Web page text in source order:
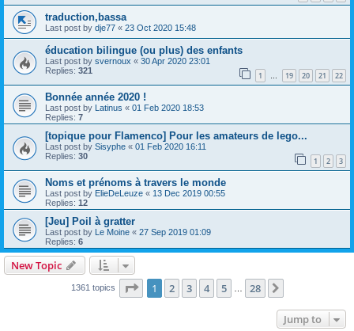
traduction,bassa
Last post by dje77 « 23 Oct 2020 15:48
éducation bilingue (ou plus) des enfants
Last post by svernoux « 30 Apr 2020 23:01
Replies: 321 1 … 19 20 21 22
Bonnée année 2020 !
Last post by Latinus « 01 Feb 2020 18:53
Replies: 7
[topique pour Flamenco] Pour les amateurs de lego...
Last post by Sisyphe « 01 Feb 2020 16:11
Replies: 30 1 2 3
Noms et prénoms à travers le monde
Last post by ElieDeLeuze « 13 Dec 2019 00:55
Replies: 12
[Jeu] Poil à gratter
Last post by Le Moine « 27 Sep 2019 01:09
Replies: 6
New Topic
1361 topics Page 1of 28
1 2 3 4 5 28
Jump to